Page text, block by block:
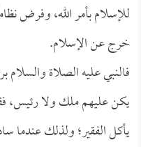
للإسلام بأمر الله، وفرض
خرج عن الإسلام.
فالنبي عليه الصلاة والسلام
يكن عليهم ملك ولا رئيس،
يأكل الفقير؛ ولذلك عندما